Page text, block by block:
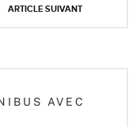
ARTICLE SUIVANT
AVEC